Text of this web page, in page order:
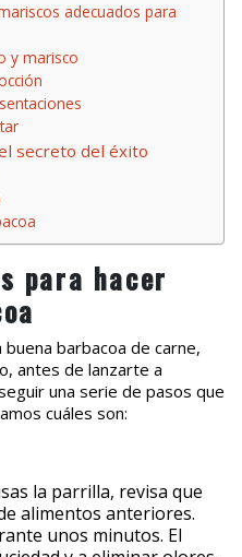
adecuados para
y marisco
secreto del éxito
para hacer
barbacoa de carne,
antes de lanzarte a
una serie de pasos que
cuáles son:
la parrilla, revisa que
alimentos anteriores.
unos minutos. El